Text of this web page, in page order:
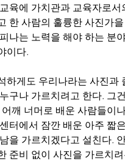
육에 가치관과 교육자로서
한 사람의 훌륭한 사진가
나는 노력을 해야 하는 분
이다.
하게도 우리나라는 사진과
구나 가르치려고 한다. 그
깨 너머로 배운 사람들이
터에서 잠깐 배운 아주 짧
을 가르치겠다고 설친다.
준비 없이 사진을 가르치